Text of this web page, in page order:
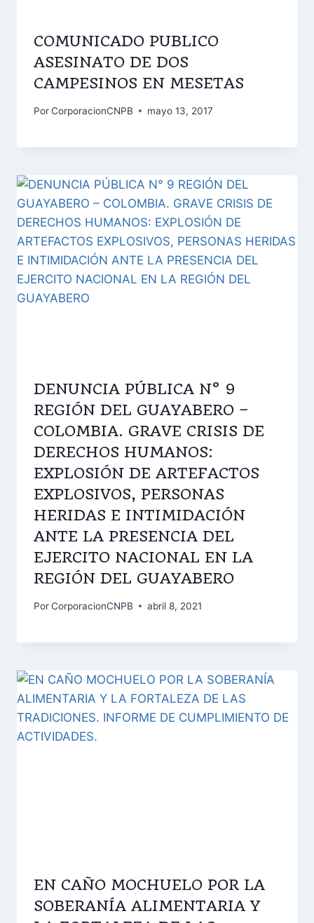
COMUNICADO PUBLICO
ASESINATO DE DOS
CAMPESINOS EN MESETAS
PorCorporacionCNPB mayo 13, 2017
DENUNCIA PÚBLICA N° 9
REGIÓN DEL GUAYABERO –
COLOMBIA. GRAVE CRISIS DE
DERECHOS HUMANOS:
EXPLOSIÓN DE ARTEFACTOS
EXPLOSIVOS, PERSONAS
HERIDAS E INTIMIDACIÓN
ANTE LA PRESENCIA DEL
EJERCITO NACIONAL EN LA
REGIÓN DEL GUAYABERO
PorCorporacionCNPB abril 8, 2021
EN CAÑO MOCHUELO POR LA
SOBERANÍA ALIMENTARIA Y